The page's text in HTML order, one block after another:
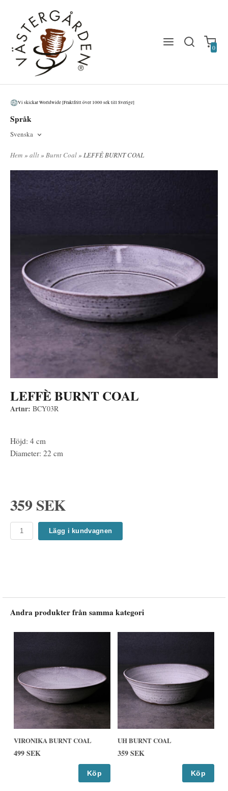
0
Vi skickar Worldwide [Fraktfritt över 1000 sek till Sverige]
Språk
Svenska
Hem » allt » Burnt Coal » LEFFÈ BURNT COAL
LEFFÈ BURNT COAL
Artnr: BCY03R
Höjd: 4 cm
Diameter: 22 cm
359 SEK
Lägg i kundvagnen
Andra produkter från samma kategori
VIRONIKA BURNT COAL
499 SEK
Köp
UH BURNT COAL
359 SEK
Köp